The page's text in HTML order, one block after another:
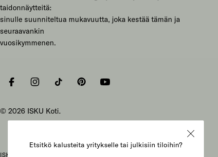
taidonnäytteitä:
sinulle suunniteltua mukavuutta, joka kestää tämän ja
seuraavankin
vuosikymmenen.
FacebookInstagramTiktok PinterestYouTube
© 2026 ISKU Koti.
ISKU Koti Oy, Mukkulankatu 19, 15210 Lahti